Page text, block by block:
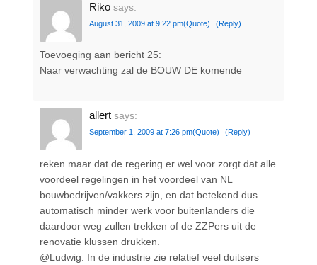
Riko says:
August 31, 2009 at 9:22 pm(Quote) (Reply)
Toevoeging aan bericht 25:
Naar verwachting zal de BOUW DE komende
allert says:
September 1, 2009 at 7:26 pm(Quote) (Reply)
reken maar dat de regering er wel voor zorgt dat alle
voordeel regelingen in het voordeel van NL
bouwbedrijven/vakkers zijn, en dat betekend dus
automatisch minder werk voor buitenlanders die
daardoor weg zullen trekken of de ZZPers uit de
renovatie klussen drukken.
@Ludwig: In de industrie zie relatief veel duitsers